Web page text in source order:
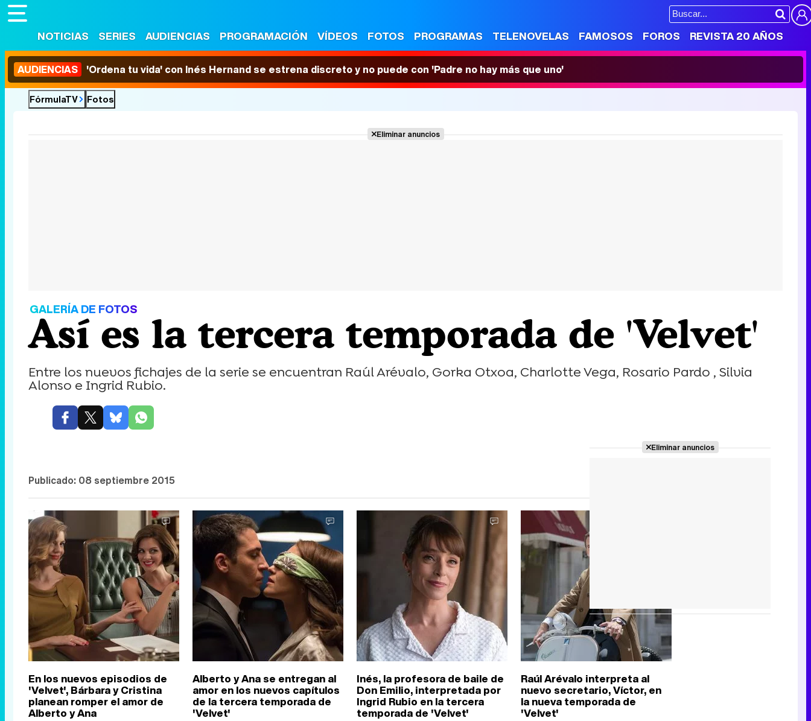
NOTICIAS SERIES AUDIENCIAS PROGRAMACIÓN VÍDEOS FOTOS PROGRAMAS TELENOVELAS FAMOSOS FOROS REVISTA 20 AÑOS
AUDIENCIAS 'Ordena tu vida' con Inés Hernand se estrena discreto y no puede con 'Padre no hay más que uno'
FórmulaTV Fotos
Eliminar anuncios
GALERÍA DE FOTOS
Así es la tercera temporada de 'Velvet'
Entre los nuevos fichajes de la serie se encuentran Raúl Arévalo, Gorka Otxoa, Charlotte Vega, Rosario Pardo , Silvia
Alonso e Ingrid Rubio.
Publicado: 08 septiembre 2015
En los nuevos episodios de
'Velvet', Bárbara y Cristina
planean romper el amor de
Alberto y Ana
Alberto y Ana se entregan al
amor en los nuevos capítulos
de la tercera temporada de
'Velvet'
Inés, la profesora de baile de
Don Emilio, interpretada por
Ingrid Rubio en la tercera
temporada de 'Velvet'
Raúl Arévalo interpreta al
nuevo secretario, Víctor, en
la nueva temporada de
'Velvet'
Eliminar anuncios